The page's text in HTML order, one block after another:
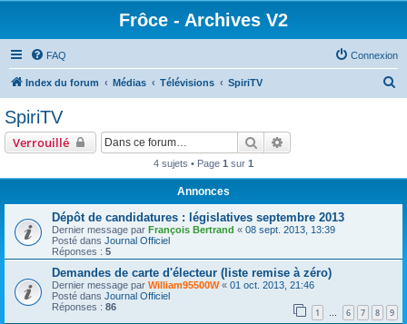
Frôce - Archives V2
FAQ Connexion
Index du forum Médias Télévisions SpiriTV
SpiriTV
Verrouillé Rechercher
4 sujets • Page 1 sur 1
Annonces
Dépôt de candidatures : législatives septembre 2013
Dernier message par François Bertrand « 08 sept. 2013, 13:39
Posté dans Journal Officiel
Réponses : 5
Demandes de carte d'électeur (liste remise à zéro)
Dernier message par William95500W« 01 oct. 2013, 21:46
Posté dans Journal Officiel
Réponses : 86 1 … 6 7 8 9